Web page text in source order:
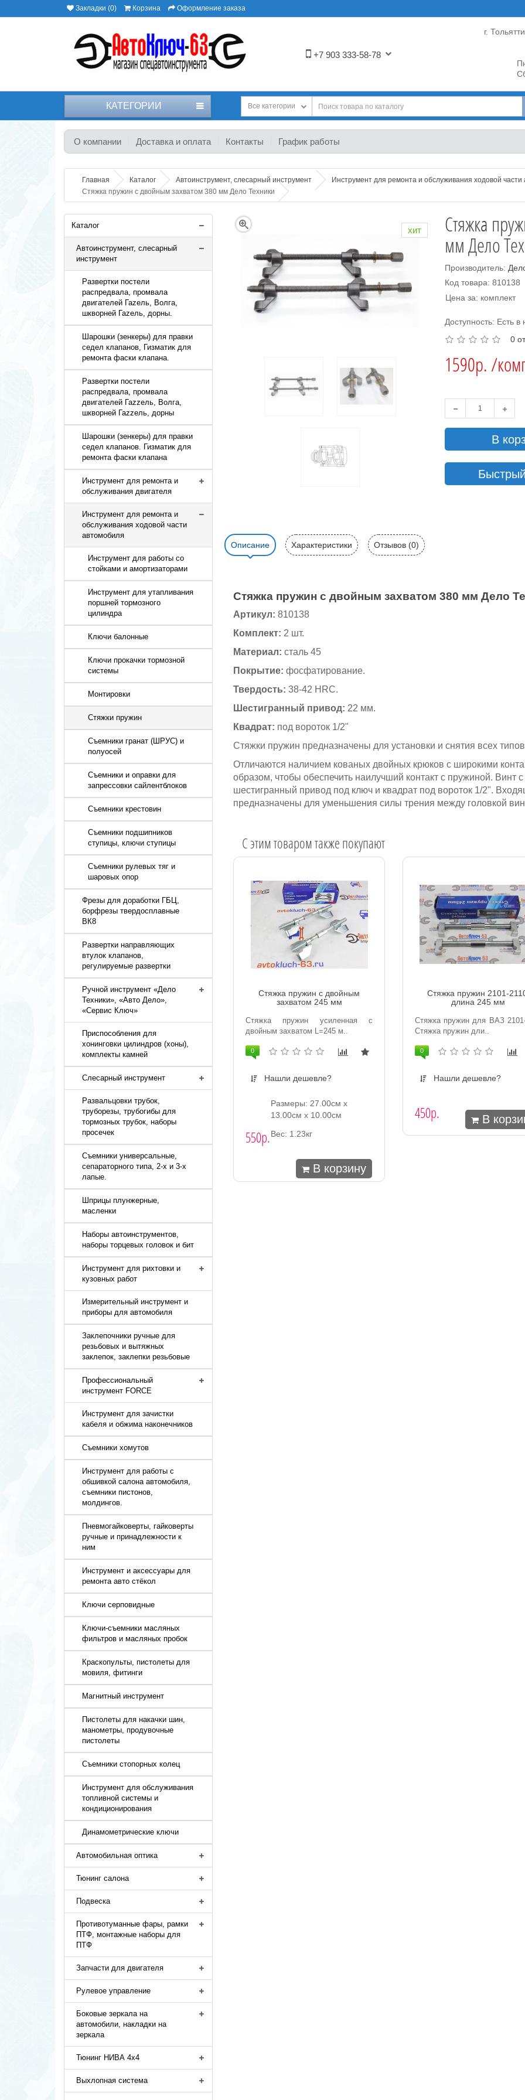
Закладки (0) Корзина Оформление заказа
+7 903 333-58-78
г.
КАТЕГОРИИ Все категории
О компании Доставка и оплата Контакты График работы
Главная Каталог Автоинструмент, слесарный инструмент
Инструмент для ремонта и обслуживания ходовой части
Стяжка пружин с двойным захватом 380 мм Дело Техники
Каталог
Автоинструмент, слесарный
инструмент
Развертки постели
распредвала, промвала
двигателей Гаzель, Волга,
шкворней Гаzель, дорны.
Шарошки (зенкеры) для правки
седел клапанов, Гизматик для
ремонта фаски клапана.
Развертки постели
распредвала, промвала
двигателей Гаzzель, Волга,
шкворней Гаzzель, дорны
Шарошки (зенкеры) для правки
седел клапанов. Гизматик для
ремонта фаски клапана
Инструмент для ремонта и
обслуживания двигателя
Инструмент для ремонта и
обслуживания ходовой части
автомобиля
Инструмент для работы со
стойками и амортизаторами
Инструмент для утапливания
поршней тормозного
цилиндра
Ключи балонные
Ключи прокачки тормозной
системы
Монтировки
Стяжки пружин
Съемники гранат (ШРУС) и
полуосей
Съемники и оправки для
запрессовки сайлентблоков
Съемники крестовин
Съемники подшипников
ступицы, ключи ступицы
Съемники рулевых тяг и
шаровых опор
Фрезы для доработки ГБЦ,
борфрезы твердосплавные
ВК8
Развертки направляющих
втулок клапанов,
регулируемые развертки
Ручной инструмент «Дело
Техники», «Авто Дело»,
«Сервис Ключ»
Приспособления для
хонинговки цилиндров (хоны),
комплекты камней
Слесарный инструмент
Развальцовки трубок,
труборезы, трубогибы для
тормозных трубок, наборы
просечек
Съемники универсальные,
сепараторного типа, 2-х и 3-х
лапые.
Шприцы плунжерные,
масленки
Наборы автоинструментов,
наборы торцевых головок и бит
Инструмент для рихтовки и
кузовных работ
Измерительный инструмент и
приборы для автомобиля
Заклепочники ручные для
резьбовых и вытяжных
заклепок, заклепки резьбовые
Профессиональный
инструмент FORCE
Инструмент для зачистки
кабеля и обжима наконечников
Съемники хомутов
Инструмент для работы с
обшивкой салона автомобиля,
съемники пистонов,
молдингов.
Пневмогайковерты, гайковерты
ручные и принадлежности к
ним
Инструмент и аксессуары для
ремонта авто стёкол
Ключи серповидные
Ключи-съемники масляных
фильтров и масляных пробок
Краскопульты, пистолеты для
мовиля, фитинги
Магнитный инструмент
Пистолеты для накачки шин,
манометры, продувочные
пистолеты
Съемники стопорных колец
Инструмент для обслуживания
топливной системы и
кондиционирования
Динамометрические ключи
Автомобильная оптика
Тюнинг салона
Подвеска
Противотуманные фары, рамки
ПТФ, монтажные наборы для
ПТФ
Запчасти для двигателя
Рулевое управление
Боковые зеркала на
автомобили, накладки на
зеркала
Тюнинг НИВА 4х4
Выхлопная система
хит
Стяжка
мм Дело
Производитель:
Код товара: 810138
Цена за: комплект
Доступность: Есть в
0
1590р. /
В
Описание Характеристики Отзывов (0)
Стяжка пружин с двойным захватом 380 мм Дело
Артикул: 810138
Комплект: 2 шт.
Материал: сталь 45
Покрытие:фосфатирование.
Твердость: 38-42 HRC.
Шестигранный привод: 22 мм.
Квадрат: под вороток 1/2"
Стяжки пружин предназначены для установки и снятия всех
Отличаются наличием кованых двойных крюков с широкими
образом, чтобы обеспечить наилучший контакт с пружиной. Винт
шестигранный привод под ключ и квадрат под вороток 1/2".
предназначены для уменьшения силы трения между головкой
C этим товаром также покупают
Стяжка пружин с двойным
захватом 245 мм
Стяжка пружин усиленная с
двойным захватом L=245 м..
0
Нашли дешевле?
550р.
Размеры: 27.00см x
13.00см x 10.00см
Вес: 1.23кг
В корзину
Стяжка пружин 2101-
длина 245 мм
Стяжка пружин для ВАЗ
Стяжка пружин дли..
0
Нашли дешевле?
450р. В